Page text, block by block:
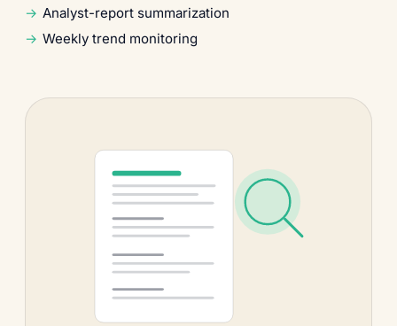
Analyst-report summarization
Weekly trend monitoring